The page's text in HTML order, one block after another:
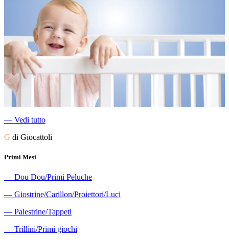
― Vedi tutto
G di Giocattoli
Primi Mesi
― Dou Dou/Primi Peluche
― Giostrine/Carillon/Proiettori/Luci
― Palestrine/Tappeti
― Trillini/Primi giochi